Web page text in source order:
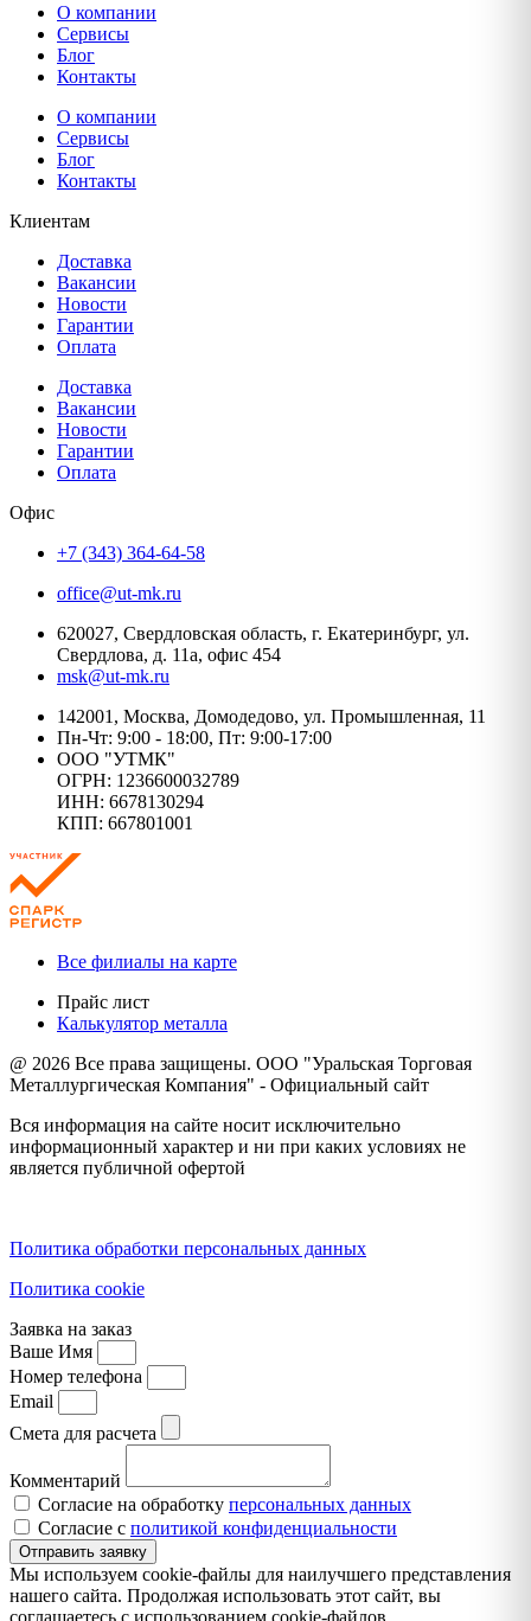
О компании
Сервисы
Блог
Контакты
О компании
Сервисы
Блог
Контакты
Клиентам
Доставка
Вакансии
Новости
Гарантии
Оплата
Доставка
Вакансии
Новости
Гарантии
Оплата
Офис
+7 (343) 364-64-58
office@ut-mk.ru
620027, Свердловская область, г. Екатеринбург, ул.
Свердлова, д. 11а, офис 454
msk@ut-mk.ru
142001, Москва, Домодедово, ул. Промышленная, 11
Пн-Чт: 9:00 - 18:00, Пт: 9:00-17:00
ООО "УТМК"
ОГРН: 1236600032789
ИНН: 6678130294
КПП: 667801001
Все филиалы на карте
Прайс лист
Калькулятор металла
@ 2026 Все права защищены. ООО "Уральская Торговая
Металлургическая Компания" - Официальный сайт
Вся информация на сайте носит исключительно
информационный характер и ни при каких условиях не
является публичной офертой
Политика обработки персональных данных
Политика cookie
Заявка на заказ
Ваше Имя
Номер телефона
Email
Смета для расчета
Комментарий
Согласие на обработку персональных данных
Согласие с политикой конфиденциальности
Отправить заявку
Мы используем cookie-файлы для наилучшего представления
нашего сайта. Продолжая использовать этот сайт, вы
соглашаетесь с использованием cookie-файлов.